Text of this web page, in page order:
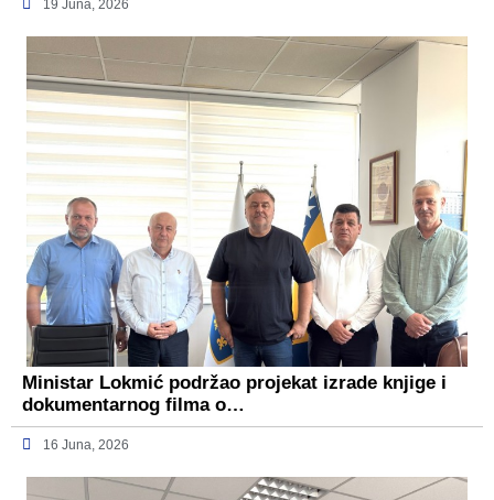
19 Juna, 2026
Ministar Lokmić podržao projekat izrade knjige i
dokumentarnog filma o…
16 Juna, 2026